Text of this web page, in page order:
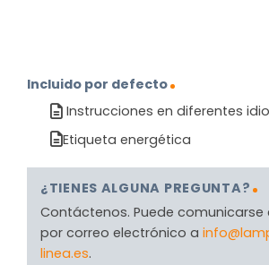
Incluido por defecto
Instrucciones en diferentes
Etiqueta energética
¿TIENES ALGUNA PREGUNTA?
Contáctenos. Puede
por correo electrónico a
linea.es.